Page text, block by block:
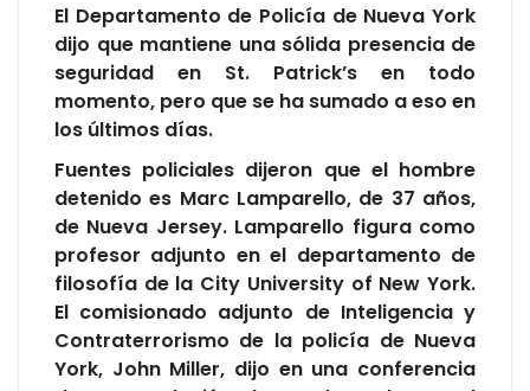
El Departamento de Policía de Nueva York
dijo que mantiene una sólida presencia de
seguridad en St. Patrick’s en todo
momento, pero que se ha sumado a eso en
los últimos días.
Fuentes policiales dijeron que el hombre
detenido es Marc Lamparello, de 37 años,
de Nueva Jersey. Lamparello figura como
profesor adjunto en el departamento de
filosofía de la City University of New York.
El comisionado adjunto de Inteligencia y
Contraterrorismo de la policía de Nueva
York, John Miller, dijo en una conferencia